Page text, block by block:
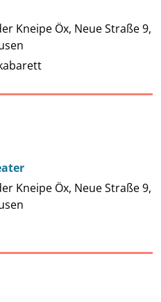
Kneipe Öx, Neue Straße 9,
Kneipe Öx, Neue Straße 9,